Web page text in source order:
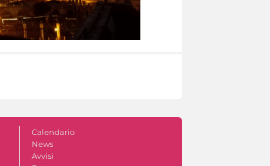
Calendario
News
Avvisi